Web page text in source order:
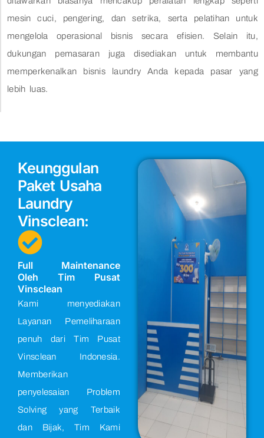
mesin cuci, pengering, dan setrika, serta pelatihan untuk
mengelola operasional bisnis secara efisien. Selain itu,
dukungan pemasaran juga disediakan untuk membantu
memperkenalkan bisnis laundry Anda kepada pasar yang
lebih luas.
Keunggulan
Paket Usaha
Laundry
Vinsclean:
Full Maintenance
Oleh Tim Pusat
Vinsclean
Kami menyediakan
Layanan Pemeliharaan
penuh dari Tim Pusat
Vinsclean Indonesia.
Memberikan
penyelesaian Problem
Solving yang Terbaik
dan Bijak, Tim Kami